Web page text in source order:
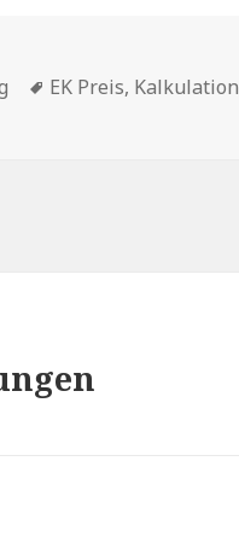
Schlagwörter
EK Preis, Kalkulation